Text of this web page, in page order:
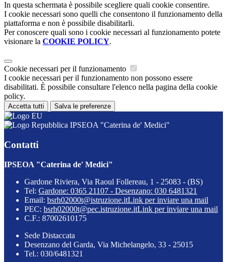
In questa schermata è possibile scegliere quali cookie consentire.
I cookie necessari sono quelli che consentono il funzionamento della
piattaforma e non è possibile disabilitarli.
Per conoscere quali sono i cookie necessari al funzionamento potete
visionare la COOKIE POLICY.
Cookie necessari per il funzionamento
I cookie necessari per il funzionamento non possono essere
disabilitati. È possibile consultare l'elenco nella pagina della cookie
policy.
Accetta tutti Salva le preferenze
IPSEOA "Caterina de' Medici"
Contatti
IPSEOA "Caterina de' Medici"
Gardone Riviera, Via Raoul Follereau, 1 - 25083 - (BS)
Tel: Gardone: 0365 21107 - Desenzano: 030 6481321
Email: bsrh02000t@istruzione.itLink per inviare una mail
PEC: bsrh02000t@pec.istruzione.itLink per inviare una mail
C.F.: 87002610175
Sede Distaccata
Desenzano del Garda, Via Michelangelo, 33 - 25015
Tel.: 030/6481321